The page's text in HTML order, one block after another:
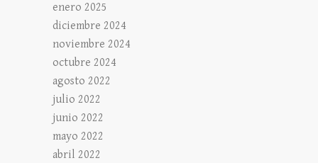
enero 2025
diciembre 2024
noviembre 2024
octubre 2024
agosto 2022
julio 2022
junio 2022
mayo 2022
abril 2022